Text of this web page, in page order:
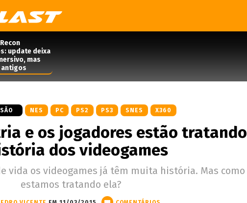
update deixa
mas
antigos
NES PC PS2 PS3 SNES X360
e os jogadores estão tratando
dos videogames
vida os videogames já têm muita história. Mas como
estamos tratando ela?